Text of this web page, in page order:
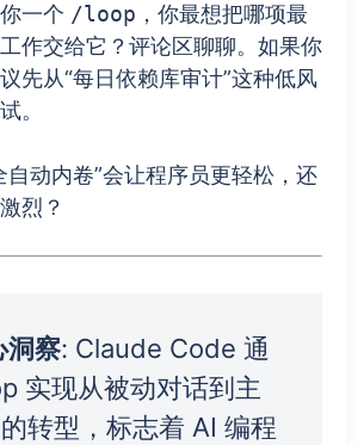
一个 /loop ，你最想把哪项最
作交给它？评论区聊聊。如果你
先从“每日依赖库审计”这种低风
。
自动内卷”会让程序员更轻松，还
烈？
洞察: Claude Code 通
实现从被动对话到主
转型，标志着 AI 编程